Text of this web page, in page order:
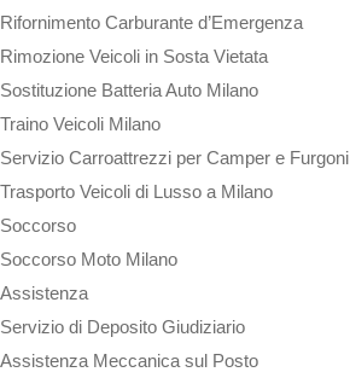
Rifornimento Carburante d’Emergenza
Rimozione Veicoli in Sosta Vietata
Sostituzione Batteria Auto Milano
Traino Veicoli Milano
Servizio Carroattrezzi per Camper e Furgoni
Trasporto Veicoli di Lusso a Milano
Soccorso
Soccorso Moto Milano
Assistenza
Servizio di Deposito Giudiziario
Assistenza Meccanica sul Posto